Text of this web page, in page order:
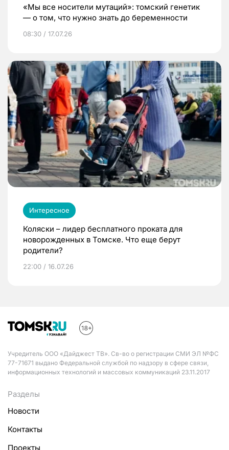
«Мы все носители мутаций»: томский генетик
— о том, что нужно знать до беременности
08:30 / 17.07.26
Интересное
Коляски – лидер бесплатного проката для
новорожденных в Томске. Что еще берут
родители?
22:00 / 16.07.26
Учредитель ООО «Дайджест ТВ». Св-во о регистрации СМИ ЭЛ №ФС
77-71671 выдано Федеральной службой по надзору в сфере связи,
информационных технологий и массовых коммуникаций 23.11.2017
Разделы
Новости
Контакты
Проекты